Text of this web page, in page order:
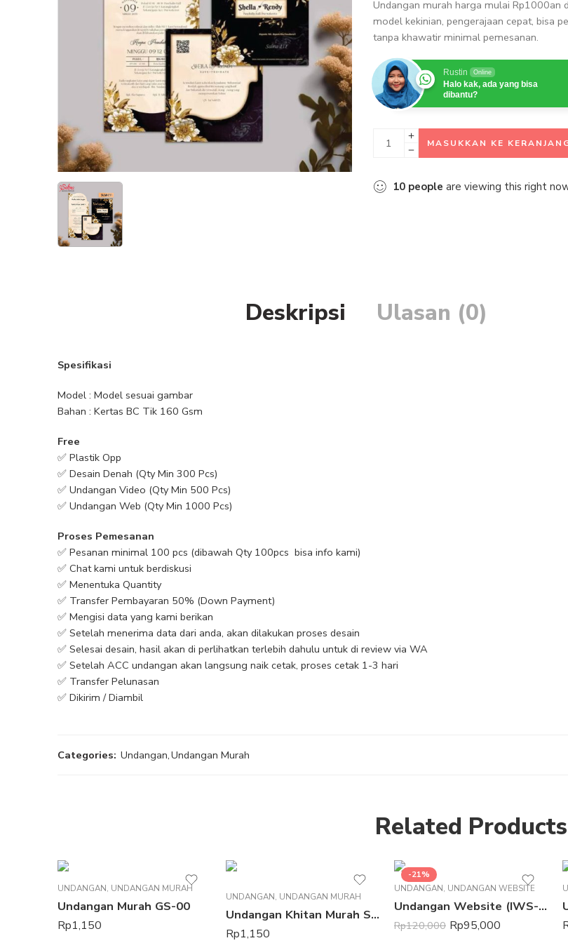
Undangan murah harga mulai Rp1000an
model kekinian, pengerajaan cepat, bisa
tanpa khawatir minimal pemesanan.
Rustin Online
Halo kak, ada yang bisa
dibantu?
MASUKKAN KE
10 people are viewing this right
Deskripsi Ulasan (0)
Spesifikasi
Model : Model sesuai gambar
Bahan : Kertas BC Tik 160 Gsm
Free
✅ Plastik Opp
✅ Desain Denah (Qty Min 300 Pcs)
✅ Undangan Video (Qty Min 500 Pcs)
✅ Undangan Web (Qty Min 1000 Pcs)
Proses Pemesanan
✅ Pesanan minimal 100 pcs (dibawah Qty 100pcs bisa info kami)
✅ Chat kami untuk berdiskusi
✅ Menentuka Quantity
✅ Transfer Pembayaran 50% (Down Payment)
✅ Mengisi data yang kami berikan
✅ Setelah menerima data dari anda, akan dilakukan proses desain
✅ Selesai desain, hasil akan di perlihatkan terlebih dahulu untuk di review via WA
✅ Setelah ACC undangan akan langsung naik cetak, proses cetak 1-3 hari
✅ Transfer Pelunasan
✅ Dikirim / Diambil
Categories: Undangan,Undangan Murah
Related Products
UNDANGAN, UNDANGAN MURAH
Undangan Murah GS-00
Rp1,150
UNDANGAN, UNDANGAN MURAH
Undangan Khitan Murah SLP-10
Rp1,150
-21%
UNDANGAN, UNDANGAN WEBSITE
Undangan Website (IWS-03)
Rp120,000 Rp95,000